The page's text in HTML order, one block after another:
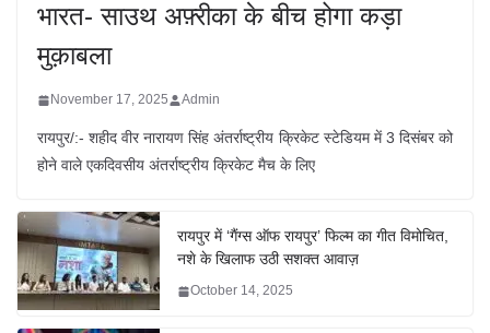
भारत- साउथ अफ़्रीका के बीच होगा कड़ा
मुक़ाबला
November 17, 2025 Admin
रायपुर/:- शहीद वीर नारायण सिंह अंतर्राष्ट्रीय क्रिकेट स्टेडियम में 3 दिसंबर को
होने वाले एकदिवसीय अंतर्राष्ट्रीय क्रिकेट मैच के लिए
रायपुर में ‘गैंग्स ऑफ रायपुर’ फिल्म का गीत विमोचित,
नशे के खिलाफ उठी सशक्त आवाज़
October 14, 2025